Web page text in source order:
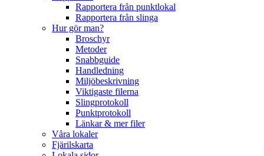
Rapportera från punktlokal
Rapportera från slinga
Hur gör man?
Broschyr
Metoder
Snabbguide
Handledning
Miljöbeskrivning
Viktigaste filerna
Slingprotokoll
Punktprotokoll
Länkar & mer filer
Våra lokaler
Fjärilskarta